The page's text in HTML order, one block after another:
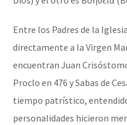
Entre los Padres de la
directamente a la Virgen
encuentran Juan
Proclo en 476 y Sabas de
tiempo patrístico,
personalidades hicieron